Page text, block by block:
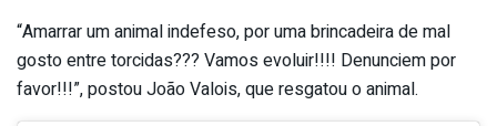
“Amarrar um animal indefeso, por uma brincadeira de mal
gosto entre torcidas??? Vamos evoluir!!!! Denunciem por
favor!!!”, postou João Valois, que resgatou o animal.